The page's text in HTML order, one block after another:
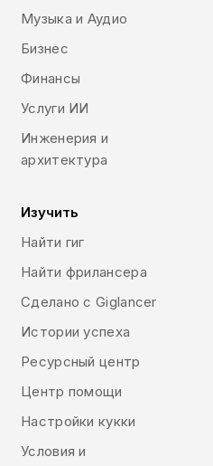
Музыка и Аудио
Бизнес
Финансы
Услуги ИИ
Инженерия и
архитектура
Изучить
Найти гиг
Найти фрилансера
Сделано с Giglancer
Истории успеха
Ресурсный центр
Центр помощи
Настройки кукки
Условия и